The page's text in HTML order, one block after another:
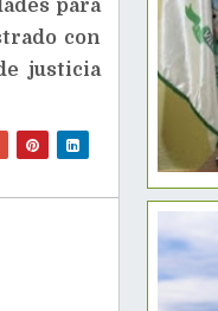
para
con
justicia